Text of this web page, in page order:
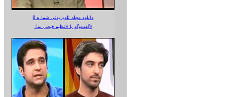
دانلود مجله تلویزیونی شماره 8
گفت‌وگو با «عظیم قیچی ساز»